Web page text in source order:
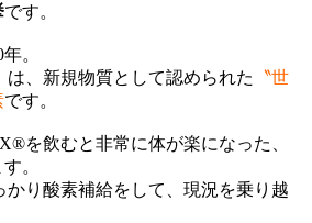
です。
。
は、新規物質として認められた
〝世
です。
を飲むと非常に体が楽になった、
。
り酸素補給をして、現況を乗り越